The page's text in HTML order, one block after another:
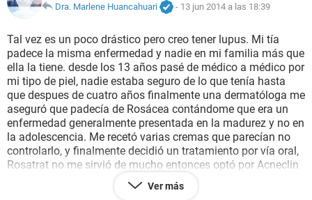
NUTRICIÓN
BIENESTAR
SEXUALIDAD
GLOSARIO
Dra. Marlene Huancahuari
- 13 jun 2014 a las 18:39
Tal vez es un poco drástico pero creo tener lupus. Mi tía
padece la misma enfermedad y nadie en mi familia más que
ella la tiene. desde los 13 años pasé de médico a médico por
mi tipo de piel, nadie estaba seguro de lo que tenía hasta
que despues de cuatro años finalmente una dermatóloga me
aseguró que padecía de Rosácea contándome que era un
enfermedad generalmente presentada en la madurez y no en
la adolescencia. Me recetó varias cremas que parecían no
controlarlo, y finalmente decidió un tratamiento por vía oral,
Rosatrat no me sirvió de mucho entonces optó por Acneclin
contándome que los efectos del tratamiento me durarían
años si lo trataba con la pantalla solar y las cremas
Ver más